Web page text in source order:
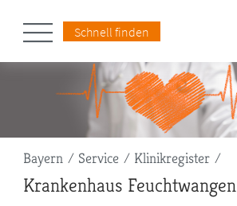
Schnell finden
Pfadnavigation
Bayern Service Klinikregister
Krankenhaus Feuchtwangen